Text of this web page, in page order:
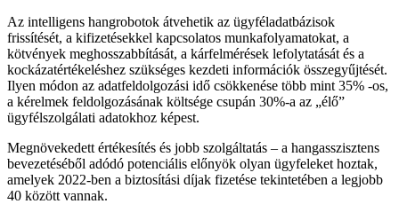
Az intelligens hangrobotok átvehetik az ügyféladatbázisok
frissítését, a kifizetésekkel kapcsolatos munkafolyamatokat, a
kötvények meghosszabbítását, a kárfelmérések lefolytatását és a
kockázatértékeléshez szükséges kezdeti információk összegyűjtését.
Ilyen módon az adatfeldolgozási idő csökkenése több mint 35% -os,
a kérelmek feldolgozásának költsége csupán 30%-a az „élő”
ügyfélszolgálati adatokhoz képest.
Megnövekedett értékesítés és jobb szolgáltatás – a hangasszisztens
bevezetéséből adódó potenciális előnyök olyan ügyfeleket hoztak,
amelyek 2022-ben a biztosítási díjak fizetése tekintetében a legjobb
40 között vannak.